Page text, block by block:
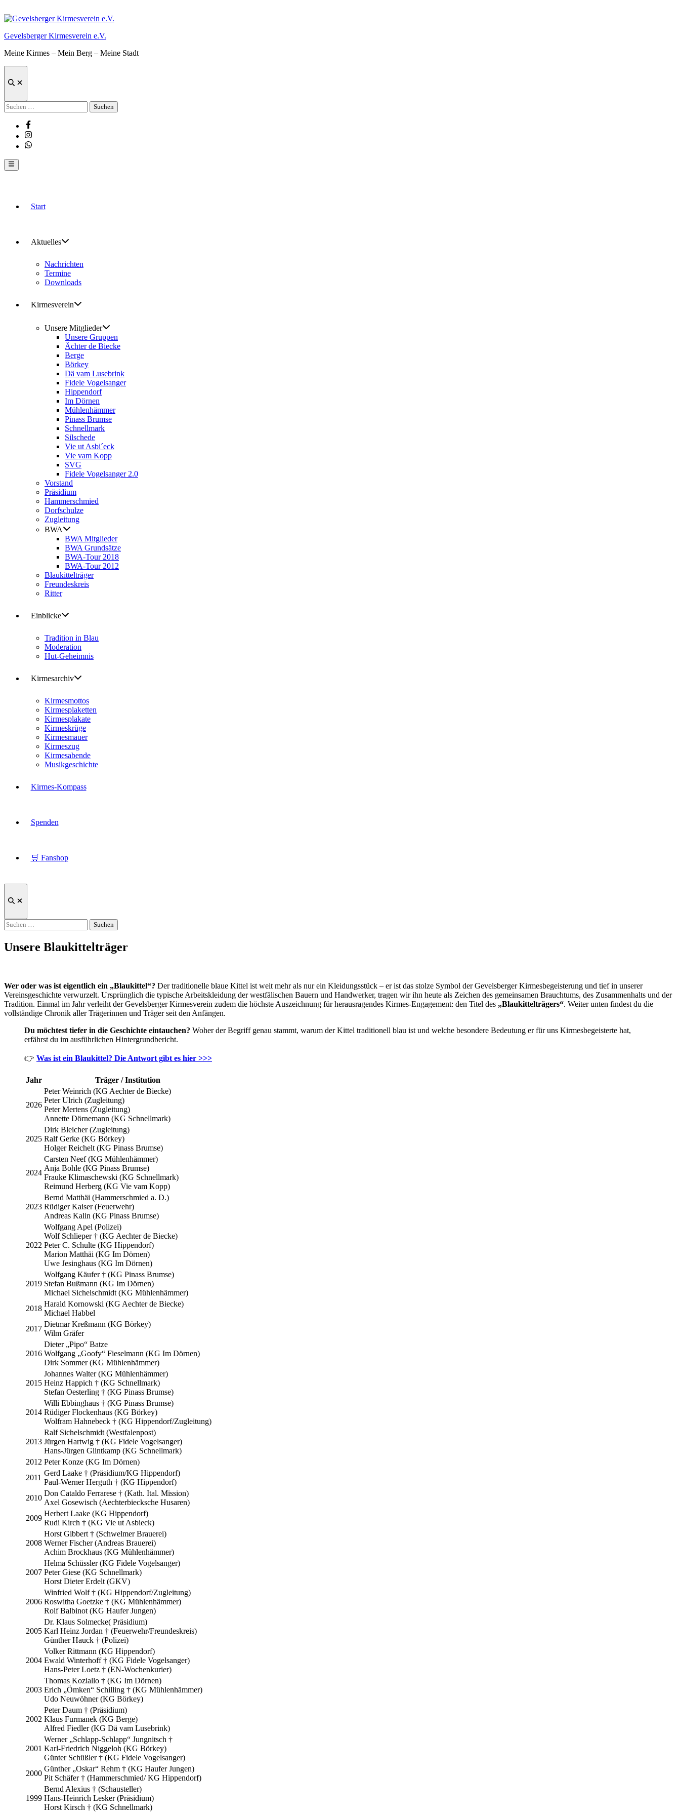
Inhalt
Gevelsberger Kirmesverein e.V.
Meine Kirmes – Mein Berg – Meine Stadt
Suche
Suchen
nach:
Facebook
Instagram
Whatsapp
Hauptmenü
Start
Aktuelles
Nachrichten
Termine
Downloads
Kirmesverein
Unsere Mitglieder
Unsere Gruppen
Ächter de Biecke
Berge
Börkey
Dä vam Lusebrink
Fidele Vogelsanger
Hippendorf
Im Dörnen
Mühlenhämmer
Pinass Brumse
Schnellmark
Silschede
Vie ut Asbi´eck
Vie vam Kopp
SVG
Fidele Vogelsanger 2.0
Vorstand
Präsidium
Hammerschmied
Dorfschulze
Zugleitung
BWA
BWA Mitglieder
BWA Grundsätze
BWA-Tour 2018
BWA-Tour 2012
Blaukittelträger
Freundeskreis
Ritter
Einblicke
Tradition in Blau
Moderation
Hut-Geheimnis
Kirmesarchiv
Kirmesmottos
Kirmesplaketten
Kirmesplakate
Kirmeskrüge
Kirmesmauer
Kirmeszug
Kirmesabende
Musikgeschichte
Kirmes-Kompass
Spenden
🛒 Fanshop
Suche
Suchen
nach:
Unsere Blaukittelträger
Wer oder was ist eigentlich ein „Blaukittel“? Der traditionelle blaue Kittel ist weit mehr als nur ein Kleidungsstück – er ist das stolze Symbol der Gevelsberger Kirmesbegeisterung und tief in unserer
Vereinsgeschichte verwurzelt. Ursprünglich die typische Arbeitskleidung der westfälischen Bauern und Handwerker, tragen wir ihn heute als Zeichen des gemeinsamen Brauchtums, des Zusammenhalts und der
Tradition. Einmal im Jahr verleiht der Gevelsberger Kirmesverein zudem die höchste Auszeichnung für herausragendes Kirmes-Engagement: den Titel des „Blaukittelträgers“. Weiter unten findest du die
vollständige Chronik aller Trägerinnen und Träger seit den Anfängen.
Du möchtest tiefer in die Geschichte eintauchen? Woher der Begriff genau stammt, warum der Kittel traditionell blau ist und welche besondere Bedeutung er für uns Kirmesbegeisterte hat,
erfährst du im ausführlichen Hintergrundbericht.
👉 Was ist ein Blaukittel? Die Antwort gibt es hier >>>
Jahr Träger / Institution
2026
Peter Weinrich (KG Aechter de Biecke)
Peter Ulrich (Zugleitung)
Peter Mertens (Zugleitung)
Annette Dörnemann (KG Schnellmark)
2025
Dirk Bleicher (Zugleitung)
Ralf Gerke (KG Börkey)
Holger Reichelt (KG Pinass Brumse)
2024
Carsten Neef (KG Mühlenhämmer)
Anja Bohle (KG Pinass Brumse)
Frauke Klimaschewski (KG Schnellmark)
Reimund Herberg (KG Vie vam Kopp)
2023
Bernd Matthäi (Hammerschmied a. D.)
Rüdiger Kaiser (Feuerwehr)
Andreas Kalin (KG Pinass Brumse)
2022
Wolfgang Apel (Polizei)
Wolf Schlieper † (KG Aechter de Biecke)
Peter C. Schulte (KG Hippendorf)
Marion Matthäi (KG Im Dörnen)
Uwe Jesinghaus (KG Im Dörnen)
2019
Wolfgang Käufer † (KG Pinass Brumse)
Stefan Bußmann (KG Im Dörnen)
Michael Sichelschmidt (KG Mühlenhämmer)
2018
Harald Kornowski (KG Aechter de Biecke)
Michael Habbel
2017
Dietmar Kreßmann (KG Börkey)
Wilm Gräfer
2016
Dieter „Pipo“ Batze
Wolfgang „Goofy“ Fieselmann (KG Im Dörnen)
Dirk Sommer (KG Mühlenhämmer)
2015
Johannes Walter (KG Mühlenhämmer)
Heinz Happich † (KG Schnellmark)
Stefan Oesterling † (KG Pinass Brumse)
2014
Willi Ebbinghaus † (KG Pinass Brumse)
Rüdiger Flockenhaus (KG Börkey)
Wolfram Hahnebeck † (KG Hippendorf/Zugleitung)
2013
Ralf Sichelschmidt (Westfalenpost)
Jürgen Hartwig † (KG Fidele Vogelsanger)
Hans-Jürgen Glintkamp (KG Schnellmark)
2012 Peter Konze (KG Im Dörnen)
2011
Gerd Laake † (Präsidium/KG Hippendorf)
Paul-Werner Herguth † (KG Hippendorf)
2010
Don Cataldo Ferrarese † (Kath. Ital. Mission)
Axel Gosewisch (Aechterbiecksche Husaren)
2009
Herbert Laake (KG Hippendorf)
Rudi Kirch † (KG Vie ut Asbieck)
2008
Horst Gibbert † (Schwelmer Brauerei)
Werner Fischer (Andreas Brauerei)
Achim Brockhaus (KG Mühlenhämmer)
2007
Helma Schüssler (KG Fidele Vogelsanger)
Peter Giese (KG Schnellmark)
Horst Dieter Erdelt (GKV)
2006
Winfried Wolf † (KG Hippendorf/Zugleitung)
Roswitha Goetzke † (KG Mühlenhämmer)
Rolf Balbinot (KG Haufer Jungen)
2005
Dr. Klaus Solmecke( Präsidium)
Karl Heinz Jordan † (Feuerwehr/Freundeskreis)
Günther Hauck † (Polizei)
2004
Volker Rittmann (KG Hippendorf)
Ewald Winterhoff † (KG Fidele Vogelsanger)
Hans-Peter Loetz † (EN-Wochenkurier)
2003
Thomas Koziallo † (KG Im Dörnen)
Erich „Ömken“ Schilling † (KG Mühlenhämmer)
Udo Neuwöhner (KG Börkey)
2002
Peter Daum † (Präsidium)
Klaus Furmanek (KG Berge)
Alfred Fiedler (KG Dä vam Lusebrink)
2001
Werner „Schlapp-Schlapp“ Jungnitsch †
Karl-Friedrich Niggeloh (KG Börkey)
Günter Schüßler † (KG Fidele Vogelsanger)
2000
Günther „Oskar“ Rehm † (KG Haufer Jungen)
Pit Schäfer † (Hammerschmied/ KG Hippendorf)
1999
Bernd Alexius † (Schausteller)
Hans-Heinrich Lesker (Präsidium)
Horst Kirsch † (KG Schnellmark)